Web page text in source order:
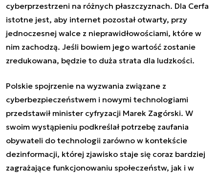
cyberprzestrzeni na różnych płaszczyznach. Dla Cerfa
istotne jest, aby internet pozostał otwarty, przy
jednoczesnej walce z nieprawidłowościami, które w
nim zachodzą. Jeśli bowiem jego wartość zostanie
zredukowana, będzie to duża strata dla ludzkości.
Polskie spojrzenie na wyzwania związane z
cyberbezpieczeństwem i nowymi technologiami
przedstawił minister cyfryzacji Marek Zagórski. W
swoim wystąpieniu podkreślał potrzebę zaufania
obywateli do technologii zarówno w kontekście
dezinformacji, której zjawisko staje się coraz bardziej
zagrażające funkcjonowaniu społeczeństw, jak i w